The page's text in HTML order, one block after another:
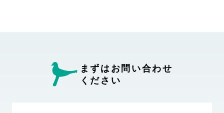
まずはお問い合わせ
ください